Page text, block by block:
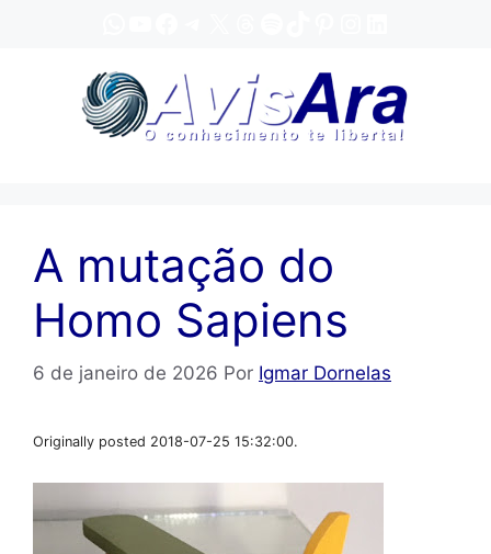
A mutação do
Homo Sapiens
6 de janeiro de 2026 Por Igmar Dornelas
Originally posted 2018-07-25 15:32:00.